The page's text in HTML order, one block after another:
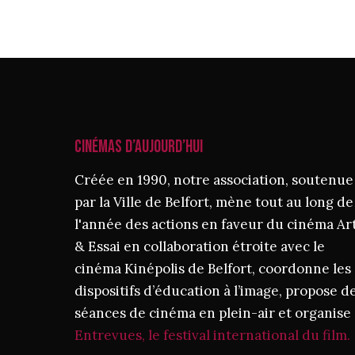
CINÉMAS D’AUJOURD’HUI
Créée en 1990, notre association, soutenue
par la Ville de Belfort, mène tout au long de
l'année des actions en faveur du cinéma
& Essai en collaboration étroite avec le
cinéma Kinépolis de Belfort, coordonne les
dispositifs d’éducation à l’image, propose
séances de cinéma en plein-air et organise
Entrevues, le festival international du film.